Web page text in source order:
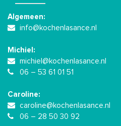
Algemeen:
info@kochenlasance.nl
Michiel:
michiel@kochenlasance.nl
06 – 53 61 01 51
Caroline:
caroline@kochenlasance.nl
06 – 28 50 30 92